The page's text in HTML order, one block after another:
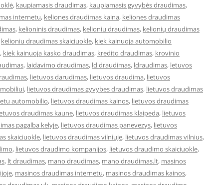
, kaupiamasis draudimas, kaupiamasis gyvybės draudimas,
internetu, keliones draudimas kaina, keliones draudimas
, kelioninis draudimas, kelioniu draudimas, kelionių draudimas
kelioniu draudimas skaiciuokle, kiek kainuoja automobilio
, kiek kainuoja kasko draudimas, kredito draudimas, krovinio
, laidavimo draudimas, ld draudimas, ldraudimas, letuvos
, lietuvos darudimas, lietuvos draudima, lietuvos
, lietuvos draudimas gyvybes draudimas, lietuvos draudimas
automobilio, lietuvos draudimas kainos, lietuvos draudimas
draudimas kaune, lietuvos draudimas klaipeda, lietuvos
pagalba kelyje, lietuvos draudimas panevezys, lietuvos
skaiciuokle, lietuvos draudimas vilniuje, lietuvos draudimas vilnius,
, lietuvos draudimo kompanijos, lietuvos draudimo skaiciuokle,
, lt draudimas, mano draudimas, mano draudimas.lt, masinos
, masinos draudimas internetu, masinos draudimas kainos,